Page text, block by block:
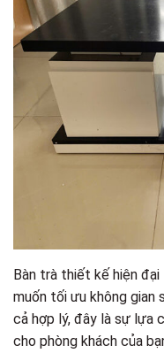
Bàn trà thiết kế hiện
muốn tối ưu không gian
cả hợp lý, đây là sự lựa
cho phòng khách của